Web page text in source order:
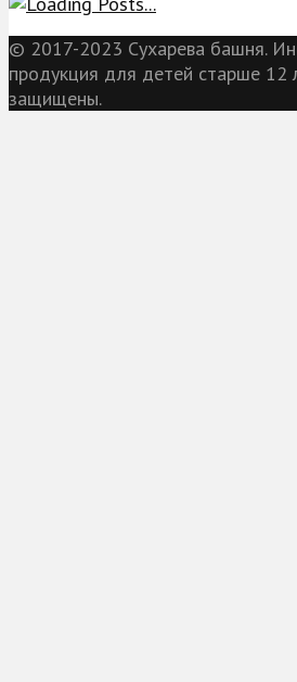
© 2017-2023 Сухарева башня.
продукция для детей старше 12
защищены.